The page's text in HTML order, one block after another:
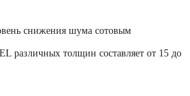
снижения шума сотовым
различных толщин составляет от 15 до